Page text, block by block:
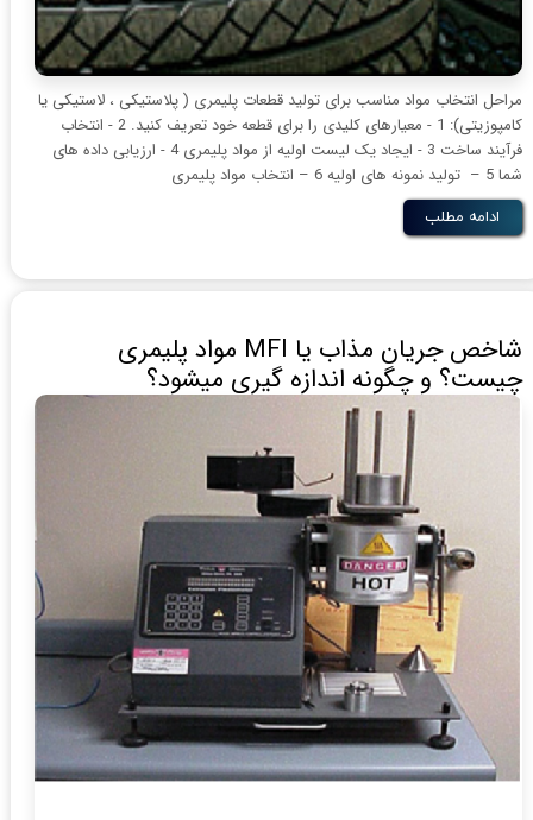
مراحل انتخاب مواد مناسب برای تولید قطعات پلیمری ( پلاستیکی ، لاستیکی یا
کامپوزیتی): 1 - معیارهای کلیدی را برای قطعه خود تعریف کنید. 2 - انتخاب
فرآیند ساخت 3 - ایجاد یک لیست اولیه از مواد پلیمری 4 - ارزیابی داده های
شما 5 – تولید نمونه های اولیه 6 – انتخاب مواد پلیمری
ادامه مطلب
شاخص جریان مذاب یا MFI مواد پلیمری
چیست؟ و چگونه اندازه گیری میشود؟